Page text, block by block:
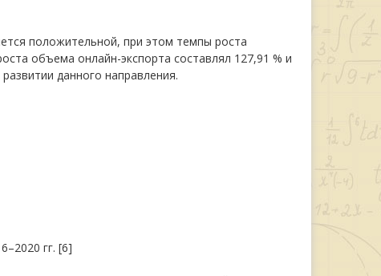
положительной, при этом темпы роста
объема онлайн-экспорта составлял 127,91 % и
данного направления.
гг. [6]